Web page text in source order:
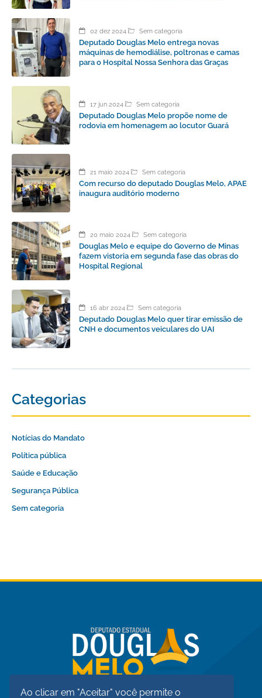
02 dez 2024 Sem categoria
Deputado Douglas Melo entrega novas
máquinas de hemodiálise, poltronas e camas
para o Hospital Nossa Senhora das Graças
17 jun 2024 Sem categoria
Deputado Douglas Melo propõe nome de
rodovia em homenagem ao locutor Guará
21 maio 2024 Sem categoria
Com recurso do deputado Douglas Melo, APAE
inaugura auditório moderno
20 maio 2024 Sem categoria
Douglas Melo e equipe do Governo de Minas
fazem vistoria em segunda fase das obras do
Hospital Regional
16 abr 2024 Sem categoria
Deputado Douglas Melo quer tirar emissão de
CNH e documentos veiculares do UAI
Categorias
Notícias do Mandato
Política pública
Saúde e Educação
Segurança Pública
Sem categoria
Ao clicar em "Aceitar" você permite o